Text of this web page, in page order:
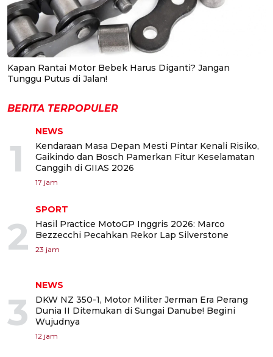
Kapan Rantai Motor Bebek Harus Diganti? Jangan
Tunggu Putus di Jalan!
BERITA TERPOPULER
1
NEWS
Kendaraan Masa Depan Mesti Pintar Kenali Risiko,
Gaikindo dan Bosch Pamerkan Fitur Keselamatan
Canggih di GIIAS 2026
17 jam
2
SPORT
Hasil Practice MotoGP Inggris 2026: Marco
Bezzecchi Pecahkan Rekor Lap Silverstone
23 jam
3
NEWS
DKW NZ 350-1, Motor Militer Jerman Era Perang
Dunia II Ditemukan di Sungai Danube! Begini
Wujudnya
12 jam